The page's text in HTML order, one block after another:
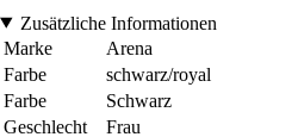
Zusätzliche Informationen
Marke
Arena
Farbe
schwarz/royal
Farbe
Schwarz
Geschlecht
Frau